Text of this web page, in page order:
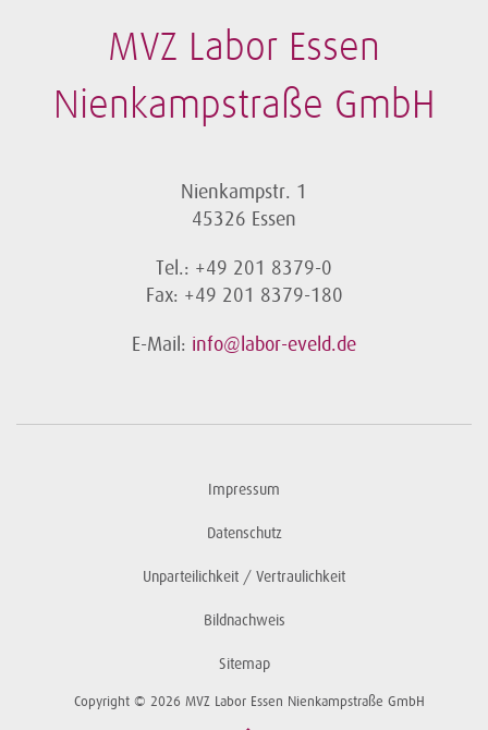
MVZ Labor Essen
Nienkampstraße GmbH
Nienkampstr. 1
45326 Essen
Tel.: +49 201 8379-0
Fax: +49 201 8379-180
E-Mail: info@labor-eveld.de
Impressum
Datenschutz
Unparteilichkeit / Vertraulichkeit
Bildnachweis
Sitemap
Copyright © 2026 MVZ Labor Essen Nienkampstraße GmbH